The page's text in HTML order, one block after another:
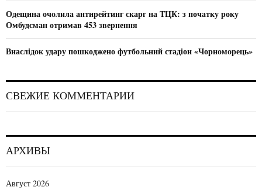
Одещина очолила антирейтинг скарг на ТЦК: з початку року
Омбудсман отримав 453 звернення
Внаслідок удару пошкоджено футбольний стадіон «Чорноморець»
СВЕЖИЕ КОММЕНТАРИИ
АРХИВЫ
Август 2026